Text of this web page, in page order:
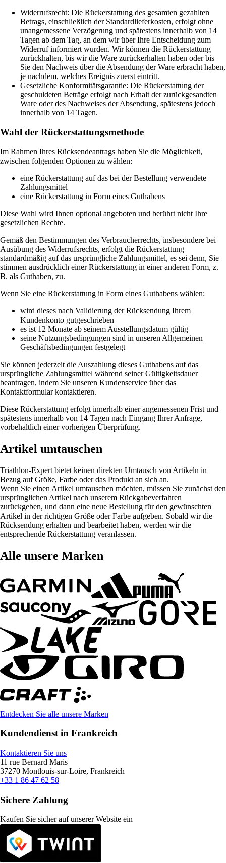
Widerrufsrecht: Die Rückerstattung des gesamten gezahlten
Betrags, einschließlich der Standardlieferkosten, erfolgt ohne
unangemessene Verzögerung und spätestens innerhalb von 14
Tagen ab dem Tag, an dem wir über Ihre Entscheidung zum
Widerruf informiert wurden. Wir können die Rückerstattung
zurückhalten, bis wir die Ware zurückerhalten haben oder bis
Sie den Nachweis über die Absendung der Ware erbracht haben,
je nachdem, welches Ereignis zuerst eintritt.
Gesetzliche Konformitätsgarantie: Die Rückerstattung der
geschuldeten Beträge erfolgt nach Erhalt der zurückgesandten
Ware oder des Nachweises der Absendung, spätestens jedoch
innerhalb von 14 Tagen.
Wahl der Rückerstattungsmethode
Im Rahmen Ihres Rücksendeantrags haben Sie die Möglichkeit,
zwischen folgenden Optionen zu wählen:
eine Rückerstattung auf das bei der Bestellung verwendete
Zahlungsmittel
eine Rückerstattung in Form eines Guthabens
Diese Wahl wird Ihnen optional angeboten und berührt nicht Ihre
gesetzlichen Rechte.
Gemäß den Bestimmungen des Verbraucherrechts, insbesondere bei
Ausübung des Widerrufsrechts, erfolgt die Rückerstattung
standardmäßig auf das ursprüngliche Zahlungsmittel, es sei denn, Sie
stimmen ausdrücklich einer Rückerstattung in einer anderen Form, z.
B. als Guthaben, zu.
Wenn Sie eine Rückerstattung in Form eines Guthabens wählen:
wird dieses nach Validierung der Rücksendung Ihrem
Kundenkonto gutgeschrieben
es ist 12 Monate ab seinem Ausstellungsdatum gültig
seine Nutzungsbedingungen sind in unseren Allgemeinen
Geschäftsbedingungen festgelegt
Sie können jederzeit die Auszahlung dieses Guthabens auf das
ursprüngliche Zahlungsmittel während seiner Gültigkeitsdauer
beantragen, indem Sie unseren Kundenservice über das
Kontaktformular kontaktieren.
Diese Rückerstattung erfolgt innerhalb einer angemessenen Frist und
spätestens innerhalb von 14 Tagen nach Eingang Ihrer Anfrage,
vorbehaltlich einer vorherigen Überprüfung.
Artikel umtauschen
Triathlon-Expert bietet keinen direkten Umtausch von Artikeln in
Bezug auf Größe, Farbe oder das Produkt an sich an.
Wenn Sie einen Artikel umtauschen möchten, müssen Sie zunächst den
ursprünglichen Artikel nach unserem Rückgabeverfahren
zurückgeben, und dann eine neue Bestellung für den gewünschten
Artikel in der richtigen Größe oder Farbe aufgeben. Sobald wir die
Rücksendung erhalten und bearbeitet haben, werden wir die
entsprechende Rückerstattung veranlassen.
Alle unsere Marken
Entdecken Sie alle unsere Marken
Kundendienst in Frankreich
Kontaktieren Sie uns
11 rue Bernard Maris
37270 Montlouis-sur-Loire, Frankreich
+33 1 86 47 62 58
Sichere Zahlung
Kaufen Sie sicher auf unserer Website ein